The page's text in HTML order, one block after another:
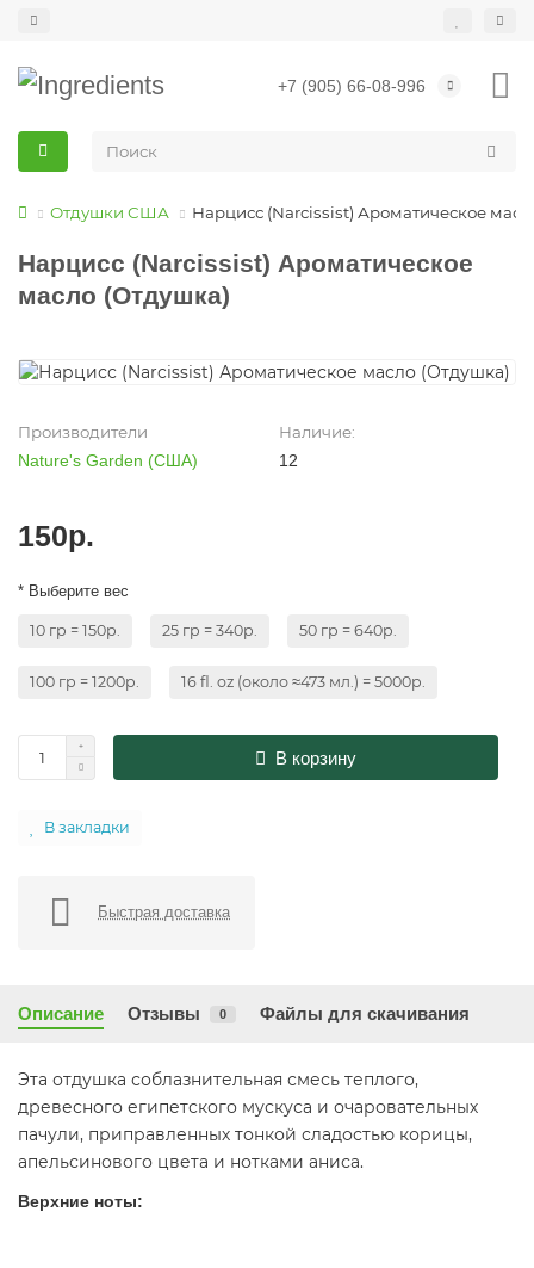
+7 (905) 66-08-996
Отдушки США Нарцисс (Narcissist) Ароматическое
Нарцисс (Narcissist) Ароматическое
масло (Отдушка)
Производители
Nature's Garden (США)
Наличие:
12
150р.
* Выберите вес
10 гр = 150р. 25 гр = 340р. 50 гр = 640р.
100 гр = 1200р. 16 fl. oz (около ≈473 мл.) = 5000р.
В корзину
В закладки
Быстрая доставка
Описание Отзывы 0 Файлы для скачивания
Эта отдушка соблазнительная смесь теплого,
древесного египетского мускуса и очаровательных
пачули, приправленных тонкой сладостью корицы,
апельсинового цвета и нотками аниса.
Верхние ноты: